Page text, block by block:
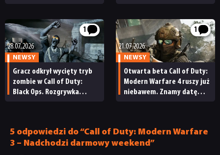
tegoroczne premiery
do rozgrywki
1
28.07.2026
NEWSY
Gracz odkrył wycięty tryb
zombie w Call of Duty:
Black Ops. Rozgrywka
1
21.07.2026
NEWSY
Otwarta beta Call of Duty:
Modern Warfare 4 ruszy już
niebawem. Znamy datę
5 odpowiedzi do “Call of Duty: Modern Warfare
3 – Nadchodzi darmowy weekend”